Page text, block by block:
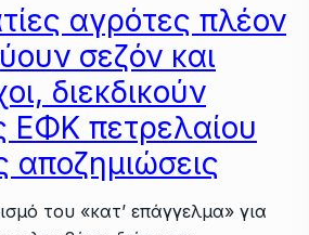
αγρότες πλέον
σεζόν και
διεκδικούν
ΕΦΚ πετρελαίου
αποζημιώσεις
του «κατ’ επάγγελμα» για